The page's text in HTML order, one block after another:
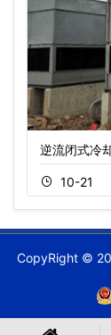
逆流闭式冷
10-21
CopyRight ©